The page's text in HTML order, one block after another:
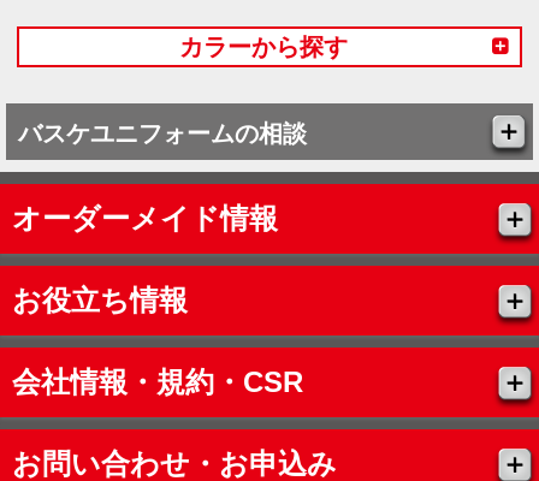
カラーから探す
バスケユニフォームの相談
オーダーメイド情報
お役立ち情報
会社情報・規約・CSR
お問い合わせ・お申込み